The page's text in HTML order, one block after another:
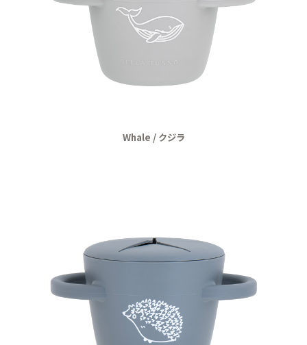
Whale / クジラ